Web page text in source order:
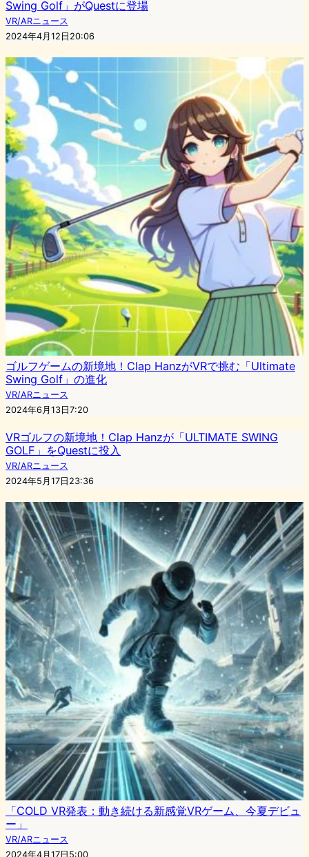
Swing Golf」がQuestに登場
VR/ARニュース
2024年4月12日20:06
ゴルフゲームの新境地！Clap HanzがVRで挑む「Ultimate
Swing Golf」の進化
VR/ARニュース
2024年6月13日7:20
VRゴルフの新境地！Clap Hanzが「ULTIMATE SWING
GOLF」をQuestに投入
VR/ARニュース
2024年5月17日23:36
「COLD VR発表：動き続ける新感覚VRゲーム、今夏デビュ
ー」
VR/ARニュース
2024年4月17日5:00